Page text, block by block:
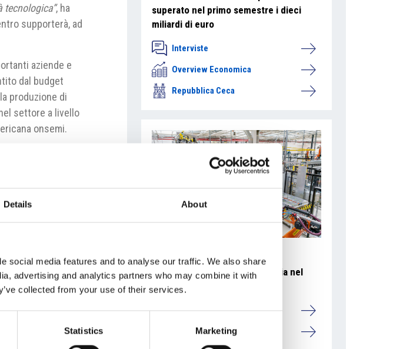
Details About
social media features and to analyse our traffic. We also share
advertising and analytics partners who may combine it with
collected from your use of their services.
Statistics Marketing
tecnologica”, ha
supporterà, ad
aziende e
dal budget
produzione di
settore a livello
onsemi.
ceske-
superato nel primo semestre i dieci
miliardi di euro
Interviste
Overview Economica
Repubblica Ceca
Accelera la ripresa dell’industria nel
corso del primo semestre
Overview Economica
Repubblica Ceca